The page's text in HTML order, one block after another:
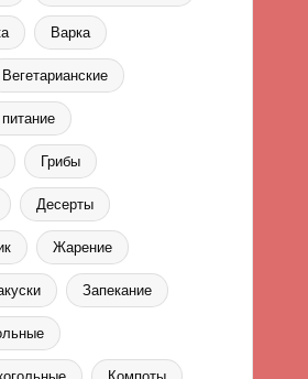
Варка
Вегетарианские
Грибы
Десерты
Жарение
Запекание